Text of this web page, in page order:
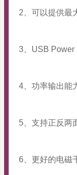
2、可以提供最
3、USB Power
4、功率输出能
5、支持正反两
6、更好的电磁